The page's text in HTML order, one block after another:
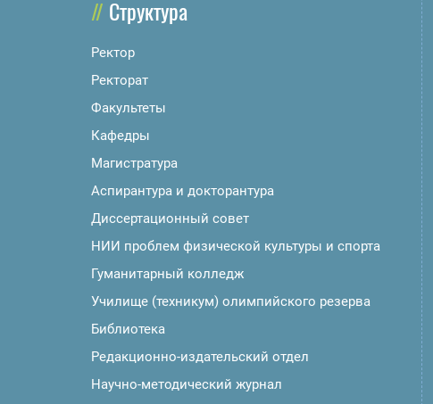
Структура
Ректор
Ректорат
Факультеты
Кафедры
Магистратура
Аспирантура и докторантура
Диссертационный совет
НИИ проблем физической культуры и спорта
Гуманитарный колледж
Училище (техникум) олимпийского резерва
Библиотека
Редакционно-издательский отдел
Научно-методический журнал